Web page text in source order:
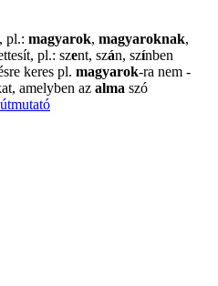
pl.: magyarok, magyaroknak,
pl.: szent, szán, színben
keres pl. magyarok-ra nem -
amelyben az alma szó